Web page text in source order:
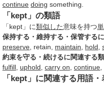
continue doing something.
「kept」の類語
「kept」に類似した意味を持つ
保持する・維持する・保管する
preserve , retain, maintain hold
約束を守る・続けるに関連する
fulfill uphold carry on continue
「kept」に関連する用語・